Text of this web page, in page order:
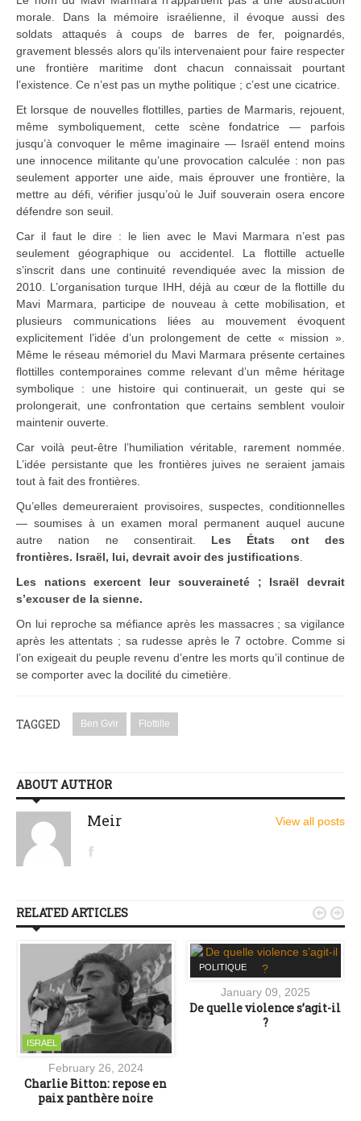
morale. Dans la mémoire israélienne, il évoque aussi des
soldats attaqués à coups de barres de fer, poignardés,
gravement blessés alors qu’ils intervenaient pour faire respecter
une frontière maritime dont chacun connaissait pourtant
l’existence. Ce n’est pas un mythe politique ; c’est une cicatrice.
Et lorsque de nouvelles flottilles, parties de Marmaris, rejouent,
même symboliquement, cette scène fondatrice — parfois
jusqu’à convoquer le même imaginaire — Israël entend moins
une innocence militante qu’une provocation calculée : non pas
seulement apporter une aide, mais éprouver une frontière, la
mettre au défi, vérifier jusqu’où le Juif souverain osera encore
défendre son seuil.
Car il faut le dire : le lien avec le Mavi Marmara n’est pas
seulement géographique ou accidentel. La flottille actuelle
s’inscrit dans une continuité revendiquée avec la mission de
2010. L’organisation turque IHH, déjà au cœur de la flottille du
Mavi Marmara, participe de nouveau à cette mobilisation, et
plusieurs communications liées au mouvement évoquent
explicitement l’idée d’un prolongement de cette « mission ».
Même le réseau mémoriel du Mavi Marmara présente certaines
flottilles contemporaines comme relevant d’un même héritage
symbolique : une histoire qui continuerait, un geste qui se
prolongerait, une confrontation que certains semblent vouloir
maintenir ouverte.
Car voilà peut-être l’humiliation véritable, rarement nommée.
L’idée persistante que les frontières juives ne seraient jamais
tout à fait des frontières.
Qu’elles demeureraient provisoires, suspectes, conditionnelles
— soumises à un examen moral permanent auquel aucune
autre nation ne consentirait. Les États ont des
frontières. Israël, lui, devrait avoir des justifications
Les nations exercent leur souveraineté ; Israël devrait
s’excuser de la sienne.
On lui reproche sa méfiance après les massacres ; sa vigilance
après les attentats ; sa rudesse après le 7 octobre. Comme si
l’on exigeait du peuple revenu d’entre les morts qu’il continue de
se comporter avec la docilité du cimetière.
TAGGED Ben Gvir Flottille
ABOUT AUTHOR
Meir View all posts
RELATED ARTICLES
ISRAEL
February 26, 2024
Charlie Bitton: repose en
paix panthère noire
POLITIQUE
January 09, 2025
De quelle violence s’agit-il
?
 